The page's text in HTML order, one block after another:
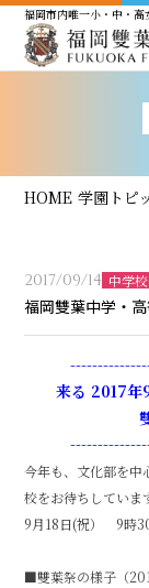
福岡市内唯一小・中・
HOME 学園トピ
2017/09/14 中学
福岡雙葉中学・
来る 2017年
今年も、文化部を中
校をお待ちしていま
9月18日(祝） 9時
■雙葉祭の様子（